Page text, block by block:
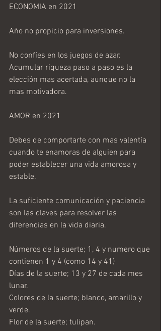
ECONOMIA en 2021
Año no propicio para inversiones.
No confíes en los juegos de azar.
Acumular riqueza paso a paso es la
elección mas acertada, aunque no la
mas motivadora.
AMOR en 2021
Debes de comportarte con mas valentía
cuando te enamoras de alguien para
poder establecer una vida amorosa y
estable.
La suficiente comunicación y paciencia
son las claves para resolver las
diferencias en la vida diaria.
Números de la suerte; 1, 4 y numero que
contienen 1 y 4 (como 14 y 41)
Días de la suerte; 13 y 27 de cada mes
lunar.
Colores de la suerte; blanco, amarillo y
verde.
Flor de la suerte; tulipan.